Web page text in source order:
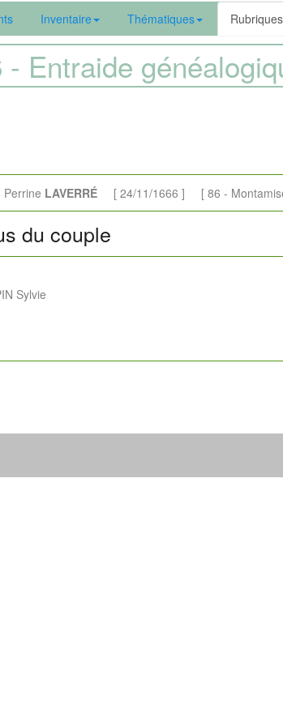
Inventaire Thématiques
- Entraide
LAVERRÉ [ 24/11/1666 ] [ 86 -
du couple
Sylvie